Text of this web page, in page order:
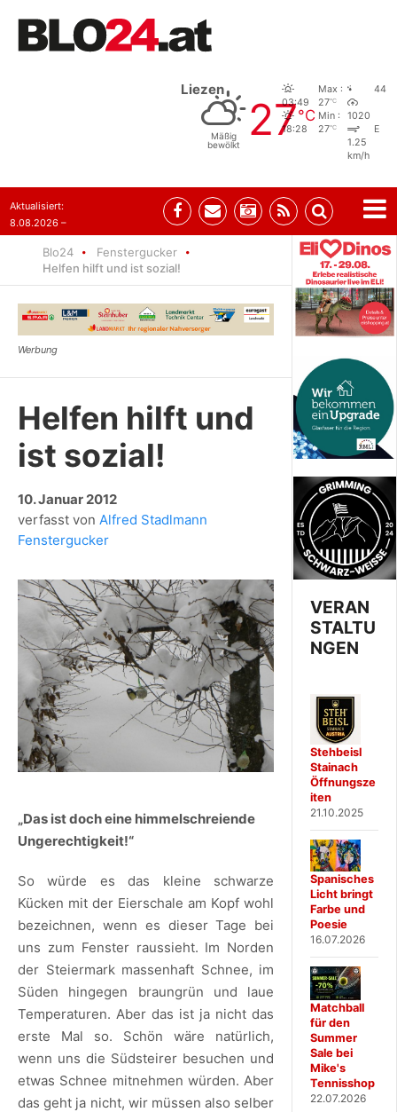
Liezen
Mäßig
bewölkt
27°C
03:49
18:28
Max :
27°C
Min :
27°C
44
1020
E
1.25
km/h
Aktualisiert:
8.08.2026 –
Blo24
Fenstergucker
Helfen hilft und ist sozial!
Helfen hilft und
ist sozial!
10. Januar 2012
verfasst von Alfred Stadlmann
Fenstergucker
„Das ist doch eine himmelschreiende
Ungerechtigkeit!“
So würde es das kleine schwarze
Kücken mit der Eierschale am Kopf wohl
bezeichnen, wenn es dieser Tage bei
uns zum Fenster raussieht. Im Norden
der Steiermark massenhaft Schnee, im
Süden hingegen braungrün und laue
Temperaturen. Aber das ist ja nicht das
erste Mal so. Schön wäre natürlich,
wenn uns die Südsteirer besuchen und
etwas Schnee mitnehmen würden. Aber
das geht ja nicht, wir müssen also selber
VERAN
STALTU
NGEN
Stehbeisl
Stainach
Öffnungsze
iten
21.10.2025
Spanisches
Licht bringt
Farbe und
Poesie
16.07.2026
Matchball
für den
Summer
Sale bei
Mike's
Tennisshop
22.07.2026